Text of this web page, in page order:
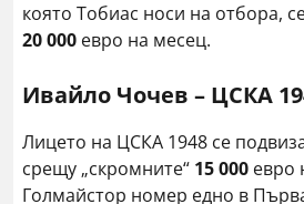
която Тобиас носи на отбора,
20 000 евро на месец.
Ивайло Чочев – ЦСКА
Лицето на ЦСКА 1948 се
срещу „скромните“ 15 000 евро
Голмайстор номер едно в